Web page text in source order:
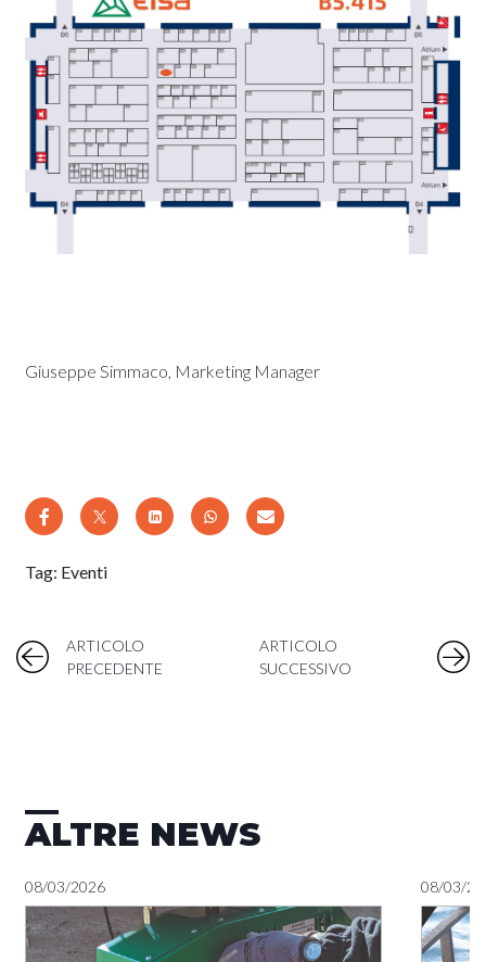
Giuseppe Simmaco, Marketing Manager
Tag: Eventi
ARTICOLO
PRECEDENTE
ARTICOLO
SUCCESSIVO
ALTRE NEWS
08/03/2026 08/03/